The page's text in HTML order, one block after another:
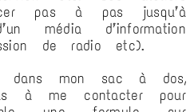
pas à pas jusqu’à
média d’information
de radio etc).
dans mon sac à dos,
à me contacter pour